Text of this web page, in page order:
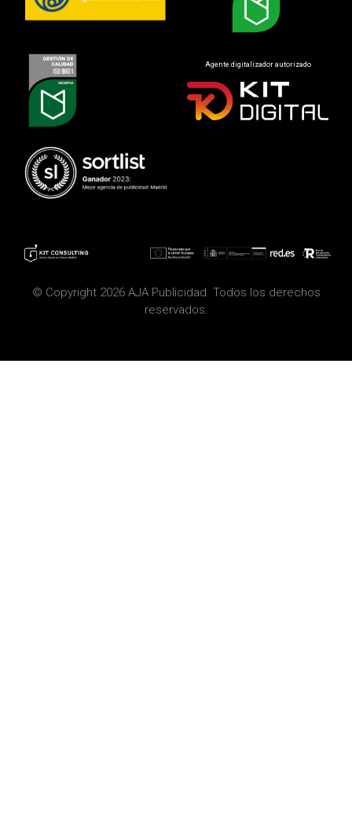
Agente digitalizador autorizado
© Copyright 2026 AJA Publicidad. Todos los derechos
reservados.